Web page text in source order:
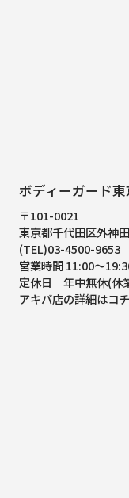
ボディーガード
〒101-0021
東京都千代田区外神
(TEL)03-4500-9653
営業時間 11:00～
定休日 年中無休(休
アキバ店の詳細はコ